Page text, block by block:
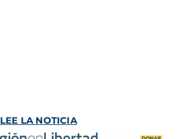
LEE LA NOTICIA